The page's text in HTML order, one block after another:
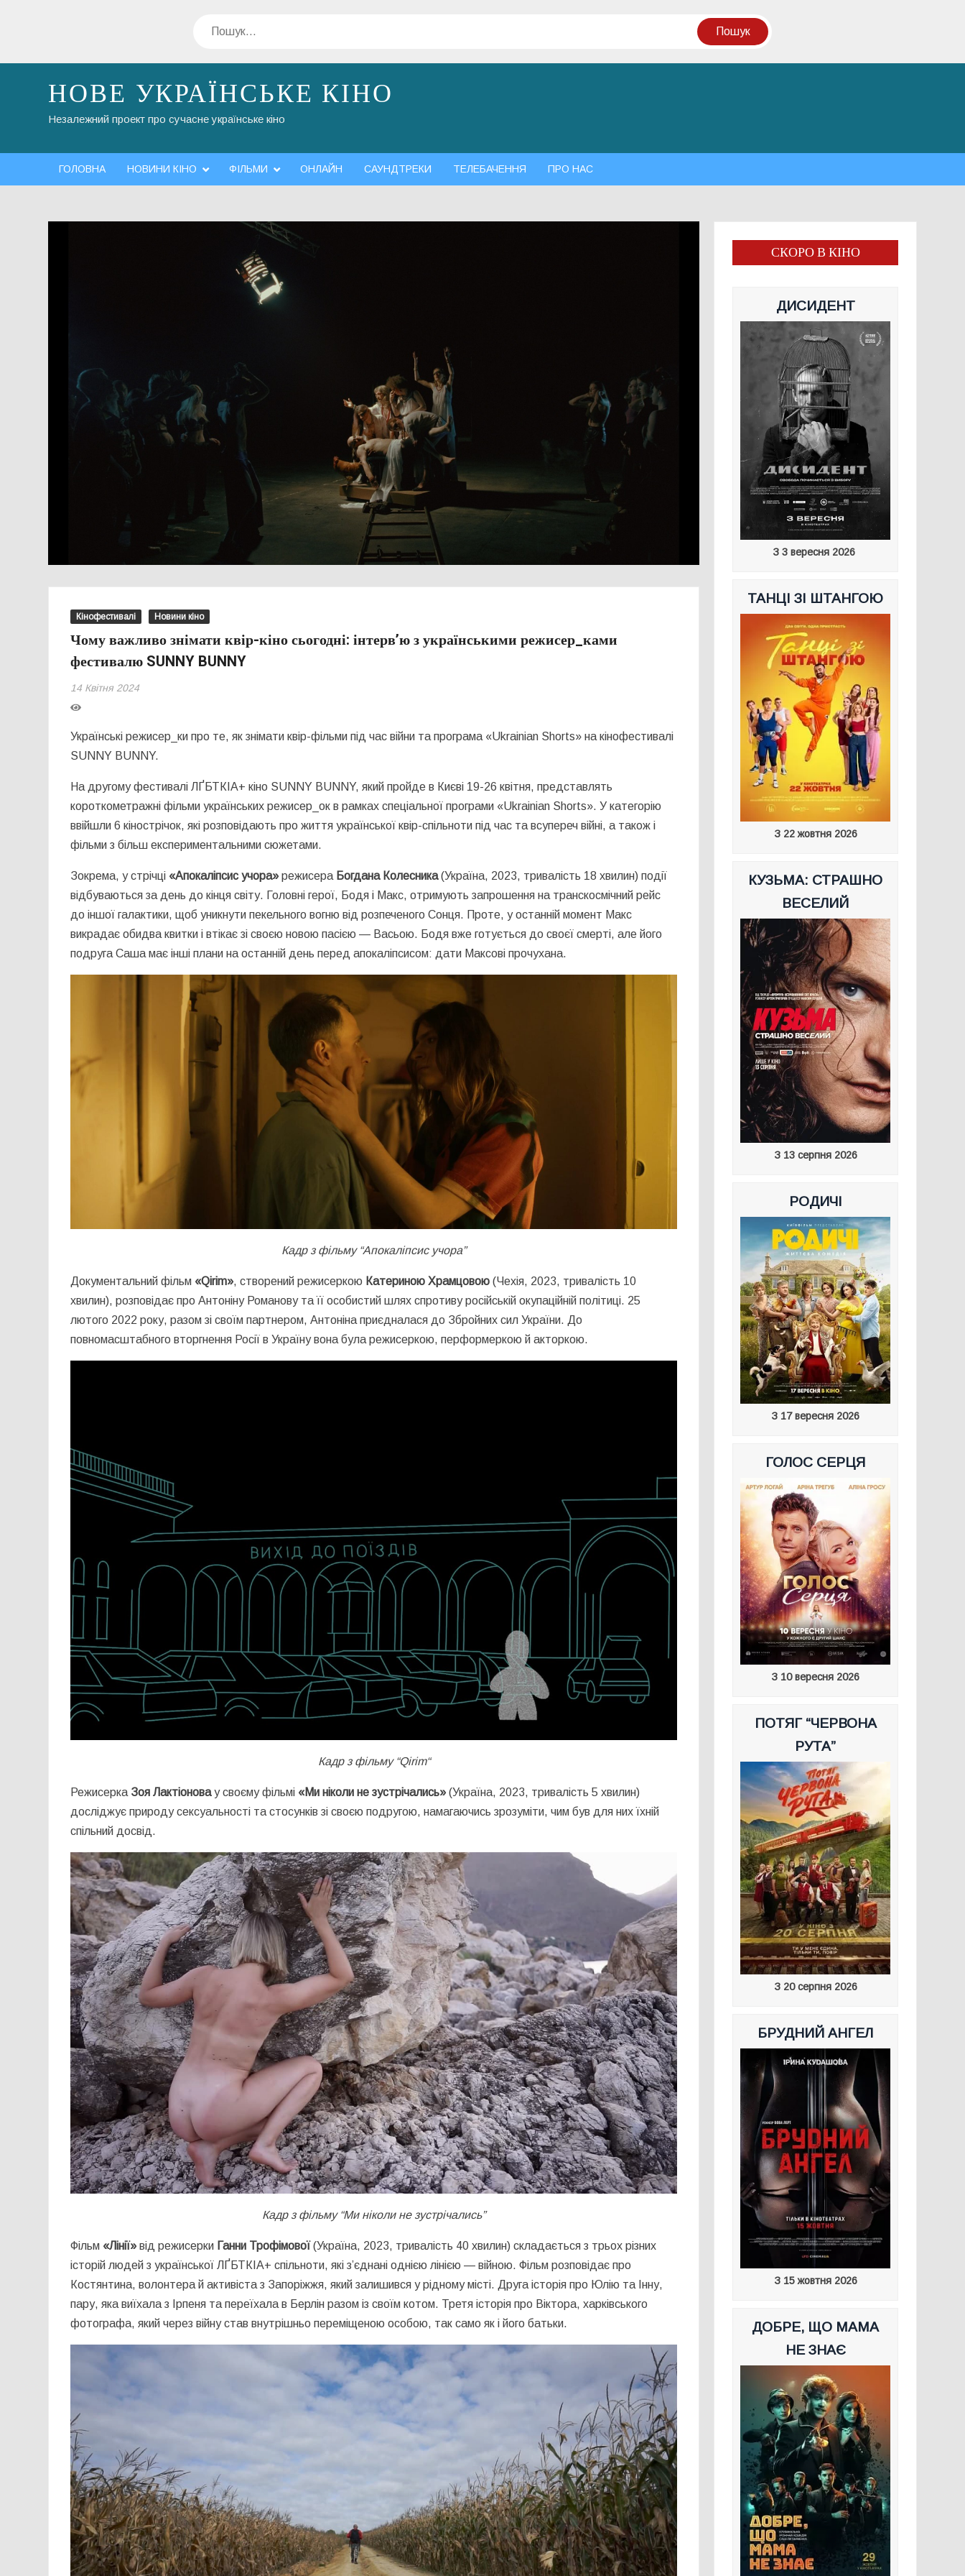
Пошук
НОВЕ УКРАЇНСЬКЕ КІНО
Незалежний проект про сучасне українське кіно
ГОЛОВНА НОВИНИ КІНО ФІЛЬМИ ОНЛАЙН САУНДТРЕКИ ТЕЛЕБАЧЕННЯ ПРО НАС
Кінофестивалі Новини кіно
Чому важливо знімати квір-кіно сьогодні: інтерв’ю з українськими режисер_ками
фестивалю SUNNY BUNNY
14 Квітня 2024
Українські режисер_ки про те, як знімати квір-фільми під час війни та програма «Ukrainian Shorts» на кінофестивалі
SUNNY BUNNY.
На другому фестивалі ЛҐБТКІА+ кіно SUNNY BUNNY, який пройде в Києві 19-26 квітня, представлять
короткометражні фільми українських режисер_ок в рамках спеціальної програми «Ukrainian Shorts». У категорію
ввійшли 6 кінострічок, які розповідають про життя української квір-спільноти під час та всупереч війні, а також і
фільми з більш експериментальними сюжетами.
Зокрема, у стрічці «Апокаліпсис учора» режисера Богдана Колесника(Україна, 2023, тривалість 18 хвилин) події
відбуваються за день до кінця світу. Головні герої, Бодя і Макс, отримують запрошення на транскосмічний рейс
до іншої галактики, щоб уникнути пекельного вогню від розпеченого Сонця. Проте, у останній момент Макс
викрадає обидва квитки і втікає зі своєю новою пасією — Васьою. Бодя вже готується до своєї смерті, але його
подруга Саша має інші плани на останній день перед апокаліпсисом:дати Максові прочухана.
Кадр з фільму “Апокаліпсис учора”
Документальний фільм «Qirim», створений режисеркою Катериною Храмцовою (Чехія, 2023, тривалість 10
хвилин), розповідає про Антоніну Романову та її особистий шлях спротиву російській окупаційній політиці. 25
лютого 2022 року, разом зі своїм партнером, Антоніна приєдналася до Збройних сил України. До
повномасштабного вторгнення Росії в Україну вона була режисеркою, перформеркою й акторкою.
Кадр з фільму “Qirim“
Режисерка Зоя Лактіоновау своєму фільмі «Ми ніколи не зустрічались» (Україна, 2023, тривалість 5 хвилин)
досліджує природу сексуальності та стосунків зі своєю подругою, намагаючись зрозуміти, чим був для них їхній
спільний досвід.
Кадр з фільму “Ми ніколи не зустрічались”
Фільм «Лінії» від режисерки Ганни Трофімової(Україна, 2023, тривалість 40 хвилин) складається з трьох різних
історій людей з української ЛҐБТКІА+ спільноти, які з’єднані однією лінією — війною. Фільм розповідає про
Костянтина, волонтера й активіста з Запоріжжя, який залишився у рідному місті. Друга історія про Юлію та Інну,
пару, яка виїхала з Ірпеня та переїхала в Берлін разом із своїм котом. Третя історія про Віктора, харківського
фотографа, який через війну став внутрішньо переміщеною особою, так само як і його батьки.
СКОРО В КІНО
ДИСИДЕНТ
З 3 вересня 2026
ТАНЦІ ЗІ ШТАНГОЮ
З 22 жовтня 2026
КУЗЬМА: СТРАШНО
ВЕСЕЛИЙ
З 13 серпня 2026
РОДИЧІ
З 17 вересня 2026
ГОЛОС СЕРЦЯ
З 10 вересня 2026
ПОТЯГ “ЧЕРВОНА
РУТА”
З 20 серпня 2026
БРУДНИЙ АНГЕЛ
З 15 жовтня 2026
ДОБРЕ, ЩО МАМА
НЕ ЗНАЄ